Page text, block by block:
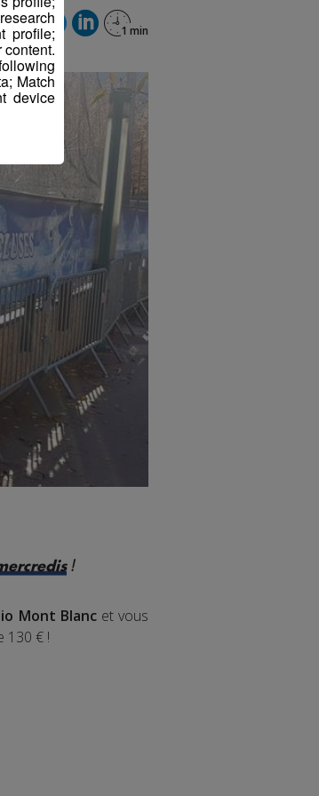
!
Mont Blancet vous
130 € !
profile;
Match
device